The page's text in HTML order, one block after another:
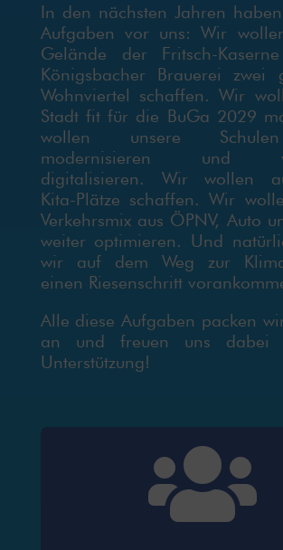
In den nächsten Jahren
Aufgaben vor uns: Wir
Gelände der Fritsch-
Königsbacher Brauerei zwei
Wohnviertel schaffen. Wir
Stadt fit für die BuGa 2029
wollen unsere
modernisieren und
digitalisieren. Wir wollen
Kita-Plätze schaffen. Wir
Verkehrsmix aus ÖPNV, Auto
weiter optimieren. Und
wir auf dem Weg zur
einen Riesenschritt
Alle diese Aufgaben packen
an und freuen uns dabei
Unterstützung!
